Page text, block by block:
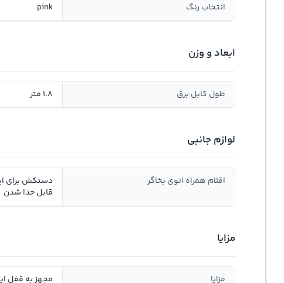
انتخاب رنگ pink
ابعاد و وزن
طول کابل برق 1.8 متر
لوازم جانبی
اقلام همراه اتوی بخاگر
دستکش برای
قابل جدا شدن
مزایا
مزایا مجهز به قفل